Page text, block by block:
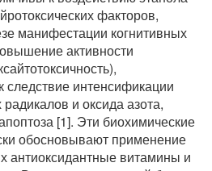
факторов,
манифестации когнитивных
активности
следствие интенсификации
и оксида азота,
[1]. Эти биохимические
обосновывают применение
антиоксидантные витамины и